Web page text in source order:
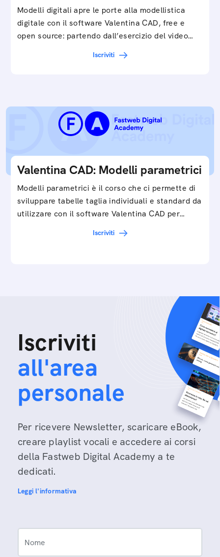
Modelli digitali apre le porte alla modellistica
digitale con il software Valentina CAD, free e
open source: partendo dall’esercizio del video…
Iscriviti
Valentina CAD: Modelli parametrici
Modelli parametrici è il corso che ci permette di
sviluppare tabelle taglia individuali e standard da
utilizzare con il software Valentina CAD per…
Iscriviti
Iscriviti
all'area
personale
Per ricevere Newsletter, scaricare eBook,
creare playlist vocali e accedere ai corsi
della Fastweb Digital Academy a te
dedicati.
Leggi l'informativa
Nome